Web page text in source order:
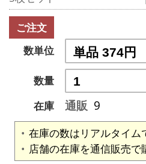
ご注文
数単位
数量
在庫
通販 9
在庫の数はリアルタイム
店舗の在庫を通信販売で